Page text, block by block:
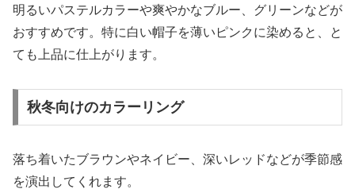
明るいパステルカラーや爽やかなブルー、グリーンなどが
おすすめです。特に白い帽子を薄いピンクに染めると、と
ても上品に仕上がります。
秋冬向けのカラーリング
落ち着いたブラウンやネイビー、深いレッドなどが季節感
を演出してくれます。